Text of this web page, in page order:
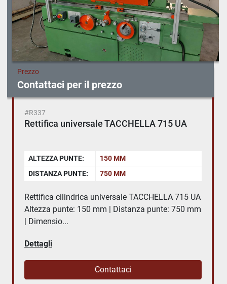
Prezzo
Contattaci per il prezzo
#R337
Rettifica universale TACCHELLA 715 UA
ALTEZZA PUNTE:
150 MM
DISTANZA PUNTE:
750 MM
Rettifica cilindrica universale TACCHELLA 715 UA
Altezza punte: 150 mm | Distanza punte: 750 mm
| Dimensio...
Dettagli
Contattaci